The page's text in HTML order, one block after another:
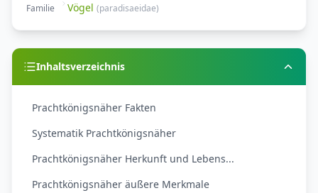
Familie
Vögel (paradisaeidae)
Inhaltsverzeichnis
Prachtkönigsnäher Fakten
Systematik Prachtkönigsnäher
Prachtkönigsnäher Herkunft und Lebens...
Prachtkönigsnäher äußere Merkmale